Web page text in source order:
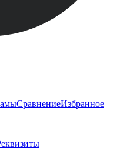
СравнениеИзбранное